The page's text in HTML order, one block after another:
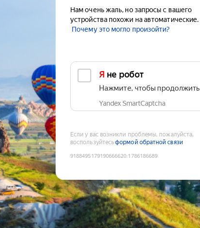
Нам очень жаль, но запросы с вашего
устройства похожи на автоматические.
Почему это могло произойти?
Я не робот
Нажмите, чтобы продолжить
Yandex SmartCaptcha
Если у вас возникли проблемы, пожалуйста,
воспользуйтесьформой обратной связи
9188495179190666620:1786186689